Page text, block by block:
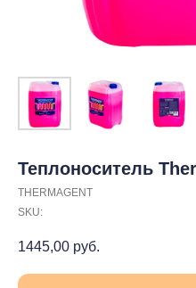
Теплоноситель
THERMAGENT
SKU:
1445,00 руб.